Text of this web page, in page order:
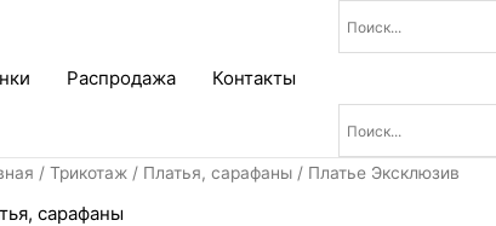
Распродажа Контакты
/Трикотаж / Платья, сарафаны / Платье Эксклюзив
сарафаны